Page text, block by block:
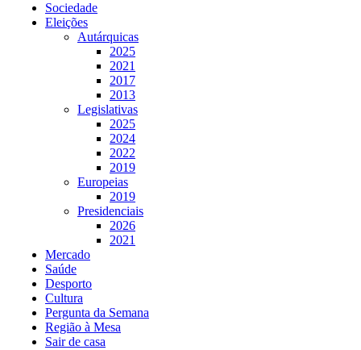
Sociedade
Eleições
Autárquicas
2025
2021
2017
2013
Legislativas
2025
2024
2022
2019
Europeias
2019
Presidenciais
2026
2021
Mercado
Saúde
Desporto
Cultura
Pergunta da Semana
Região à Mesa
Sair de casa